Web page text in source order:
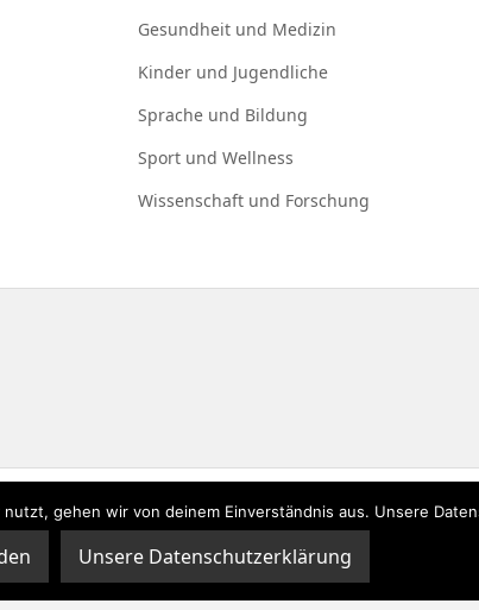
Gesundheit und Medizin
Kinder und Jugendliche
Sprache und Bildung
Sport und Wellness
Wissenschaft und Forschung
gehen wir von deinem Einverständnis aus. Unsere
Unsere Datenschutzerklärung